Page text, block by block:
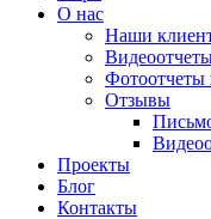
О нас
Наши
Отзывы
Проекты
Блог
Контакты